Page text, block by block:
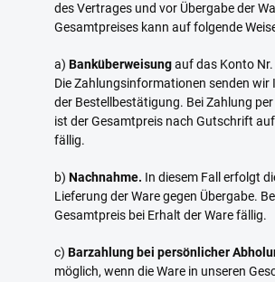
des Vertrages und vor Übergabe der
Gesamtpreises kann auf folgende
a) Banküberweisungauf das Konto
Die Zahlungsinformationen senden wir
der Bestellbestätigung. Bei Zahlung
ist der Gesamtpreis nach Gutschrift
fällig.
b) Nachnahme. In diesem Fall erfolgt
Lieferung der Ware gegen Übergabe.
Gesamtpreis bei Erhalt der Ware fällig.
c) Barzahlung bei persönlicher
möglich, wenn die Ware in unseren